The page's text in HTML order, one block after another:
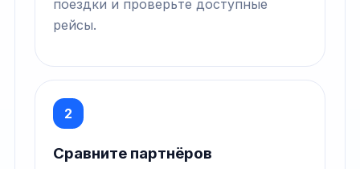
поездки и проверьте доступные
рейсы.
2
Сравните партнёров